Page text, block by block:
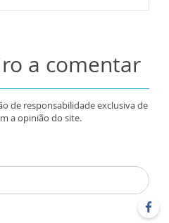
a comentar
de responsabilidade exclusiva de
a opinião do site.